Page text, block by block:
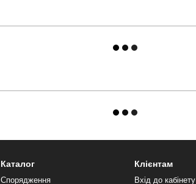
Каталог
Спорядження
Клієнтам
Вхід до кабінету